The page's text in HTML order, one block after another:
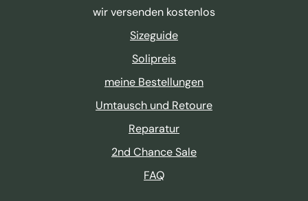
wir versenden kostenlos
Sizeguide
Solipreis
meine Bestellungen
Umtausch und Retoure
Reparatur
2nd Chance Sale
FAQ